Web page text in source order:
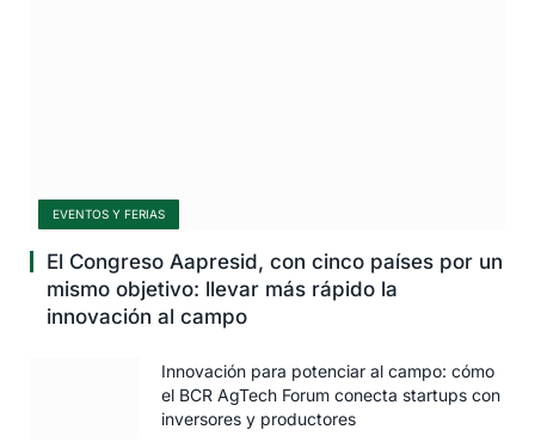
EVENTOS Y FERIAS
El Congreso Aapresid, con cinco países por un
mismo objetivo: llevar más rápido la
innovación al campo
Innovación para potenciar al campo: cómo
el BCR AgTech Forum conecta startups con
inversores y productores